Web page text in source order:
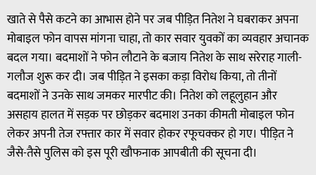
खाते से पैसे कटने का आभास होने पर जब पीड़ित नितेश ने घबराकर अपना
मोबाइल फोन वापस मांगना चाहा, तो कार सवार युवकों का व्यवहार अचानक
बदल गया। बदमाशों ने फोन लौटाने के बजाय नितेश के साथ सरेराह गाली-
गलौज शुरू कर दी। जब पीड़ित ने इसका कड़ा विरोध किया, तो तीनों
बदमाशों ने उनके साथ जमकर मारपीट की। नितेश को लहूलुहान और
असहाय हालत में सड़क पर छोड़कर बदमाश उनका कीमती मोबाइल फोन
लेकर अपनी तेज रफ्तार कार में सवार होकर रफूचक्कर हो गए। पीड़ित ने
जैसे-तैसे पुलिस को इस पूरी खौफनाक आपबीती की सूचना दी।